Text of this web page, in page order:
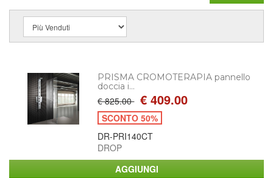
PRISMA CROMOTERAPIA pannello
doccia i...
€ 825.00 € 409.00
SCONTO 50%
DR-PRI140CT
DROP